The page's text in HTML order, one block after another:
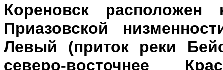
Кореновск
Приазовской
Левый (приток реки
северо-восточнее